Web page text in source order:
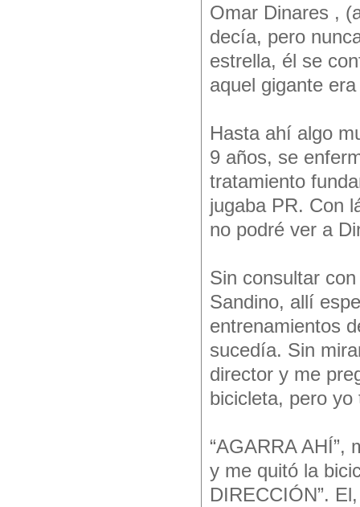
Omar Dinares ,
decía, pero
estrella, él se
aquel gigante era
Hasta ahí algo
9 años, se
tratamiento
jugaba PR. Con
no podré ver a
Sin consultar
Sandino, allí
entrenamientos
sucedía. Sin
director y me
bicicleta, pero yo
“AGARRA AHÍ”,
y me quitó la
DIRECCIÓN”.